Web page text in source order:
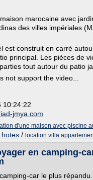
marocaine avec
des villes impériales
est construit en carré
principal. Les pièces de
tout autour du patio
not support the video...
10:24:22
jmya.com
d'une maison avec piscine
hotes / location villa
en camping-
car le plus